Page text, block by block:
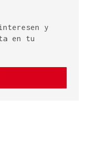
y
en tu